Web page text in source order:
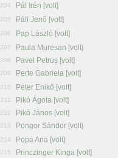
204 Pál Irén [volt]
205 Páll Jenõ [volt]
206 Pap László [volt]
207 Paula Muresan [volt]
208 Pavel Petruș [volt]
209 Perte Gabriela [volt]
210 Péter Enikő [volt]
211 Pikó Ágota [volt]
212 Pikó János [volt]
213 Pongor Sándor [volt]
214 Popa Ana [volt]
215 Princzinger Kinga [volt]